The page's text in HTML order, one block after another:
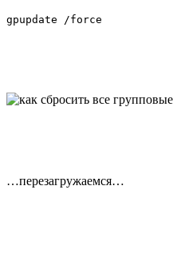
gpupdate /force
…перезагружаемся…